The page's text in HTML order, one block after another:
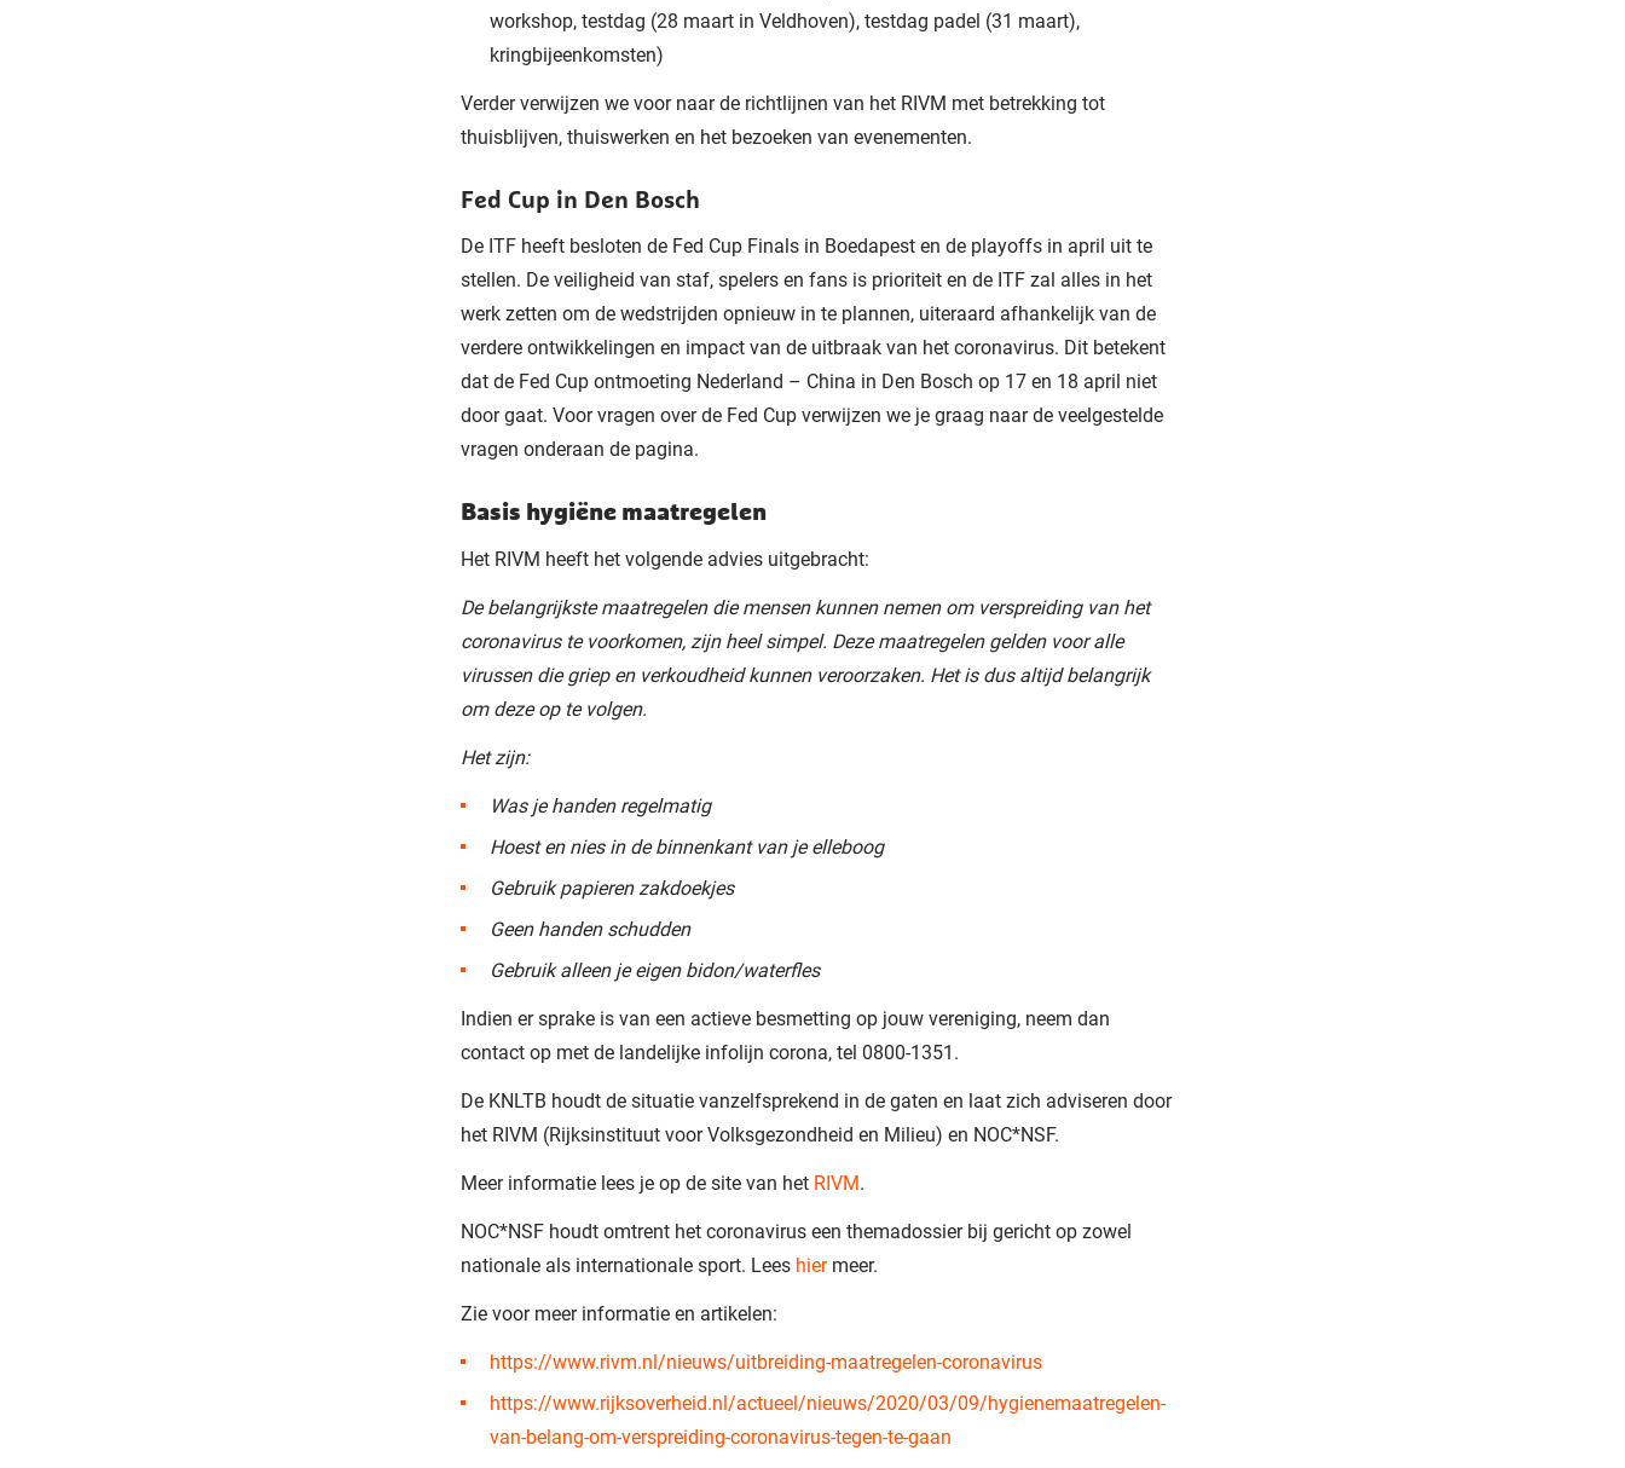
workshop, testdag (28 maart in Veldhoven), testdag padel (31 maart),
kringbijeenkomsten)
Verder verwijzen we voor naar de richtlijnen van het RIVM met betrekking tot
thuisblijven, thuiswerken en het bezoeken van evenementen.
Fed Cup in Den Bosch
De ITF heeft besloten de Fed Cup Finals in Boedapest en de playoffs in april uit te
stellen. De veiligheid van staf, spelers en fans is prioriteit en de ITF zal alles in het
werk zetten om de wedstrijden opnieuw in te plannen, uiteraard afhankelijk van de
verdere ontwikkelingen en impact van de uitbraak van het coronavirus. Dit betekent
dat de Fed Cup ontmoeting Nederland – China in Den Bosch op 17 en 18 april niet
door gaat. Voor vragen over de Fed Cup verwijzen we je graag naar de veelgestelde
vragen onderaan de pagina.
Basis hygiëne maatregelen
Het RIVM heeft het volgende advies uitgebracht:
De belangrijkste maatregelen die mensen kunnen nemen om verspreiding van het
coronavirus te voorkomen, zijn heel simpel. Deze maatregelen gelden voor alle
virussen die griep en verkoudheid kunnen veroorzaken. Het is dus altijd belangrijk
om deze op te volgen.
Het zijn:
Was je handen regelmatig
Hoest en nies in de binnenkant van je elleboog
Gebruik papieren zakdoekjes
Geen handen schudden
Gebruik alleen je eigen bidon/waterfles
Indien er sprake is van een actieve besmetting op jouw vereniging, neem dan
contact op met de landelijke infolijn corona, tel 0800-1351.
De KNLTB houdt de situatie vanzelfsprekend in de gaten en laat zich adviseren door
het RIVM (Rijksinstituut voor Volksgezondheid en Milieu) en NOC*NSF.
Meer informatie lees je op de site van het RIVM.
NOC*NSF houdt omtrent het coronavirus een themadossier bij gericht op zowel
nationale als internationale sport. Lees hiermeer.
Zie voor meer informatie en artikelen:
https://www.rivm.nl/nieuws/uitbreiding-maatregelen-coronavirus
https://www.rijksoverheid.nl/actueel/nieuws/2020/03/09/hygienemaatregelen-
van-belang-om-verspreiding-coronavirus-tegen-te-gaan